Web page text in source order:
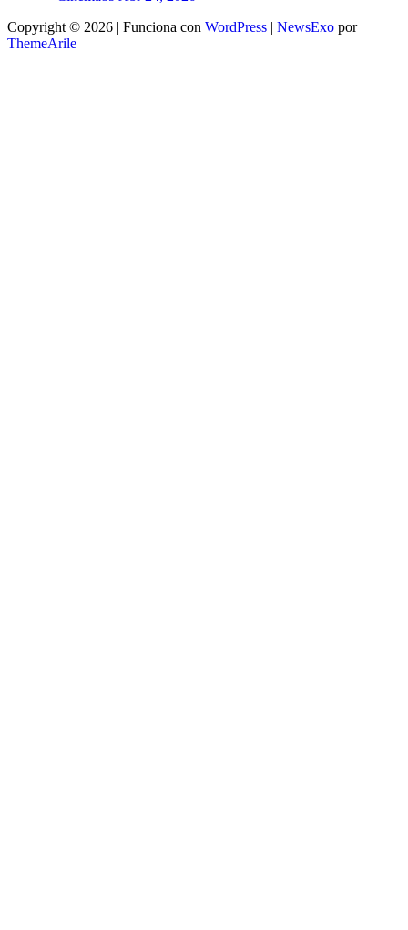
Copyright © 2026 | Funciona con WordPress | NewsExo por
ThemeArile